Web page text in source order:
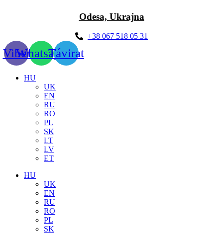
Odesa, Ukrajna
+38 067 518 05 31
ViberWhatsappTávirat
HU
UK
EN
RU
RO
PL
SK
LT
LV
ET
HU
UK
EN
RU
RO
PL
SK